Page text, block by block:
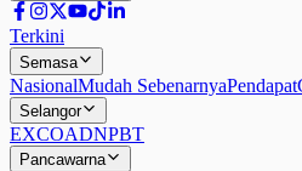
Terkini
Semasa
NasionalMudah SebenarnyaPendapat
Selangor
EXCOADNPBT
Pancawarna